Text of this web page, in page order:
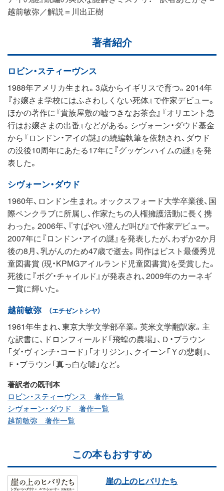
越前敏弥／解説＝川出正樹
著者紹介
ロビン・スティーヴンス
1988年アメリカ生まれ。3歳からイギリスで育つ。2014年
『お嬢さま学校にはふさわしくない死体』で作家デビュー。
ほかの著作に『貴族屋敷の嘘つきなお茶会』『オリエント急
行はお嬢さまの出番』などがある。シヴォーン・ダウド基金
から『ロンドン・アイの謎』の続編執筆を依頼され、ダウド
の没後10周年にあたる17年に『グッゲンハイムの謎』を発
表した。
シヴォーン・ダウド
1960年、ロンドン生まれ。オックスフォード大学卒業後、国
際ペンクラブに所属し、作家たちの人権擁護活動に長く携
わった。2006年、『すばやい澄んだ叫び』で作家デビュー。
2007年に『ロンドン・アイの謎』を発表したが、わずか2か月
後の8月、乳がんのため47歳で逝去。同作はビスト最優秀児
童図書賞 (現・KPMGアイルランド児童図書賞)を受賞した。
死後に『ボグ・チャイルド』が発表され、2009年のカーネギ
ー賞に輝いた。
越前敏弥 （エチゼントシヤ）
1961年生まれ、東京大学文学部卒業。英米文学翻訳家。主
な訳書に、ドロンフィールド「飛蝗の農場」、Ｄ・ブラウン
「ダ・ヴィンチ・コード」「オリジン」、クイーン「Ｙの悲劇」、
Ｆ・ブラウン「真っ白な嘘」など。
著訳者の既刊本
ロビン・スティーヴンス 著作一覧
シヴォーン・ダウド 著作一覧
越前敏弥 著作一覧
この本もおすすめ
崖の上のヒバリたち